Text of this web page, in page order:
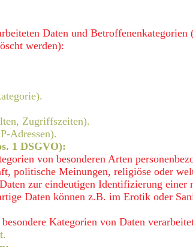
Daten und
werden):
Zugriffszeiten).
Adressen).
1 DSGVO):
von besonderen Arten
politische Meinungen, religiöse oder
zur eindeutigen Identifizierung einer
Daten können z.B. im Erotik oder
Kategorien von Daten